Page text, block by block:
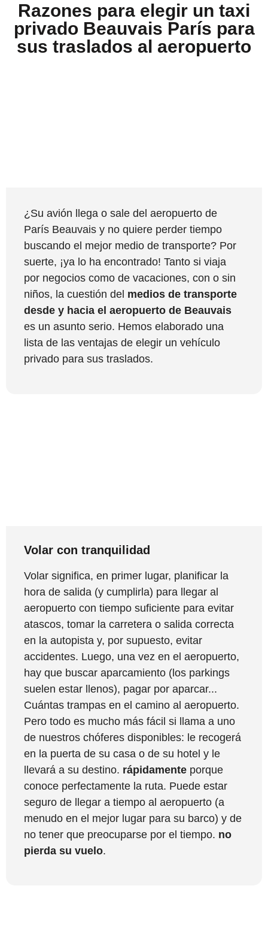
Razones para elegir un taxi
privado Beauvais París para
sus traslados al aeropuerto
¿Su avión llega o sale del aeropuerto de
París Beauvais y no quiere perder tiempo
buscando el mejor medio de transporte? Por
suerte, ¡ya lo ha encontrado! Tanto si viaja
por negocios como de vacaciones, con o sin
niños, la cuestión del medios de transporte
desde y hacia el aeropuerto de Beauvais
es un asunto serio. Hemos elaborado una
lista de las ventajas de elegir un vehículo
privado para sus traslados.
Volar con tranquilidad
Volar significa, en primer lugar, planificar la
hora de salida (y cumplirla) para llegar al
aeropuerto con tiempo suficiente para evitar
atascos, tomar la carretera o salida correcta
en la autopista y, por supuesto, evitar
accidentes. Luego, una vez en el aeropuerto,
hay que buscar aparcamiento (los parkings
suelen estar llenos), pagar por aparcar...
Cuántas trampas en el camino al aeropuerto.
Pero todo es mucho más fácil si llama a uno
de nuestros chóferes disponibles: le recogerá
en la puerta de su casa o de su hotel y le
llevará a su destino. rápidamente porque
conoce perfectamente la ruta. Puede estar
seguro de llegar a tiempo al aeropuerto (a
menudo en el mejor lugar para su barco) y de
no tener que preocuparse por el tiempo. no
pierda su vuelo.